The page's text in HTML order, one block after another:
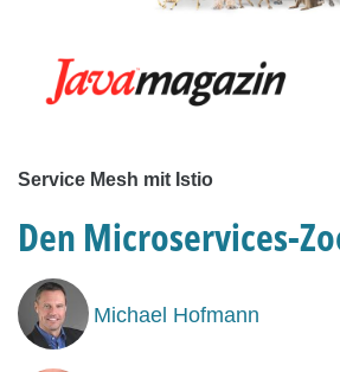
Service Mesh mit Istio
Den Microservices-
Michael Hofmann